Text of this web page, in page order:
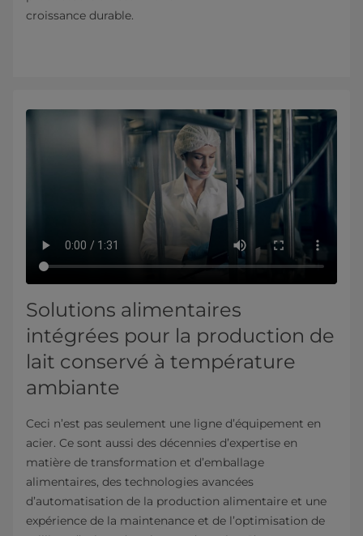
croissance durable.
Solutions alimentaires
intégrées pour la production de
lait conservé à température
ambiante
Ceci n’est pas seulement une ligne d’équipement en
acier. Ce sont aussi des décennies d’expertise en
matière de transformation et d’emballage
alimentaires, des technologies avancées
d’automatisation de la production alimentaire et une
expérience de la maintenance et de l’optimisation de